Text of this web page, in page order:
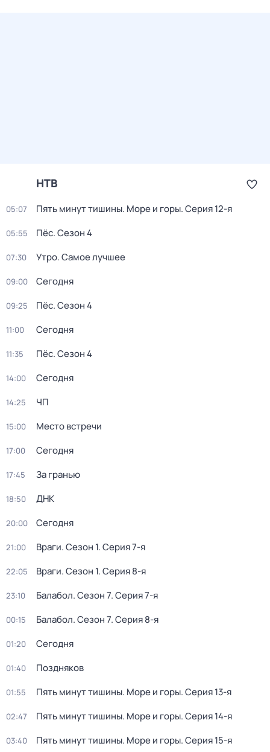
НТВ
05:07 Пять минут тишины. Море и горы. Серия 12-я
05:55 Пёс. Сезон 4
07:30 Утро. Самое лучшее
09:00 Сегодня
09:25 Пёс. Сезон 4
11:00 Сегодня
11:35 Пёс. Сезон 4
14:00 Сегодня
14:25 ЧП
15:00 Место встречи
17:00 Сегодня
17:45 За гранью
18:50 ДНК
20:00 Сегодня
21:00 Враги. Сезон 1. Серия 7-я
22:05 Враги. Сезон 1. Серия 8-я
23:10 Балабол. Сезон 7. Серия 7-я
00:15 Балабол. Сезон 7. Серия 8-я
01:20 Сегодня
01:40 Поздняков
01:55 Пять минут тишины. Море и горы. Серия 13-я
02:47 Пять минут тишины. Море и горы. Серия 14-я
03:40 Пять минут тишины. Море и горы. Серия 15-я